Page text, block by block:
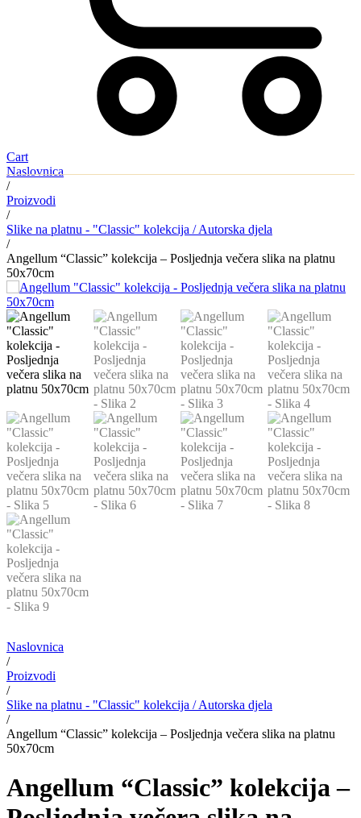
Cart
Naslovnica
/
Proizvodi
/
Slike na platnu - "Classic" kolekcija / Autorska djela
/
Angellum “Classic” kolekcija – Posljednja večera slika na platnu
50x70cm
Naslovnica
/
Proizvodi
/
Slike na platnu - "Classic" kolekcija / Autorska djela
/
Angellum “Classic” kolekcija – Posljednja večera slika na platnu
50x70cm
Angellum “Classic” kolekcija –